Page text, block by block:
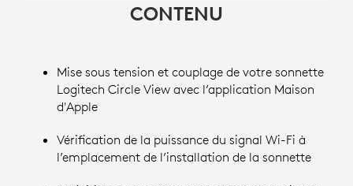
CONTENU
Mise sous tension et couplage de votre sonnette
Logitech Circle View avec l’application Maison
d'Apple
Vérification de la puissance du signal Wi-Fi à
l’emplacement de l’installation de la sonnette